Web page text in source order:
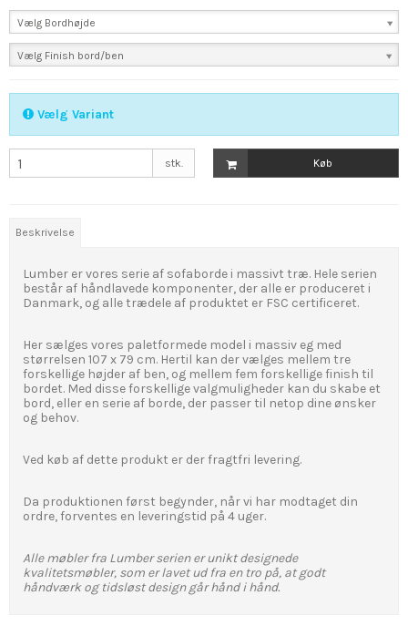
Vælg Bordhøjde
Vælg Finish bord/ben
Vælg Variant
stk. Køb
Beskrivelse
Lumber er vores serie af sofaborde i massivt træ. Hele serien
består af håndlavede komponenter, der alle er produceret i
Danmark, og alle trædele af produktet er FSC certificeret.
Her sælges vores paletformede model i massiv eg med
størrelsen 107 x 79 cm. Hertil kan der vælges mellem tre
forskellige højder af ben, og mellem fem forskellige finish til
bordet. Med disse forskellige valgmuligheder kan du skabe et
bord, eller en serie af borde, der passer til netop dine ønsker
og behov.
Ved køb af dette produkt er der fragtfri levering.
Da produktionen først begynder, når vi har modtaget din
ordre, forventes en leveringstid på 4 uger.
Alle møbler fra Lumber serien er unikt designede
kvalitetsmøbler, som er lavet ud fra en tro på, at godt
håndværk og tidsløst design går hånd i hånd.